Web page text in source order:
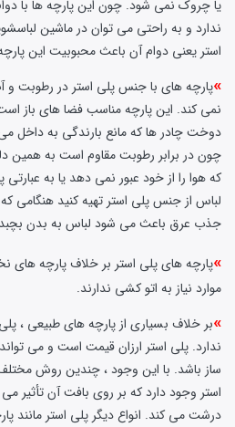
یا چروک نمی شود. چون این پارچه ها با
ندارد و به راحتی می توان در ماشین
استر یعنی دوام آن باعث محبوبیت این
»پارچه های با جنس پلی استر در رطوبت
نمی کند. این پارچه مناسب فضا های باز
دوخت چادر ها که مانع بارندگی به داخل
چون در برابر رطوبت مقاوم است به
که هوا را از خود عبور نمی دهد یا به
لباس از جنس پلی استر تهیه کنید هنگامی
جذب عرق باعث می شود لباس به بدن
»پارچه های پلی استر بر خلاف پارچه های
موارد نیاز به اتو کشی ندارند.
»بر خلاف بسیاری از پارچه های طبیعی ،
ندارد. پلی استر ارزان قیمت است و می
ساز باشد. با این وجود ، چندین روش مختلف
استر وجود دارد که بر روی بافت آن تأثیر
درشت می کند. انواع دیگر پلی استر مانند